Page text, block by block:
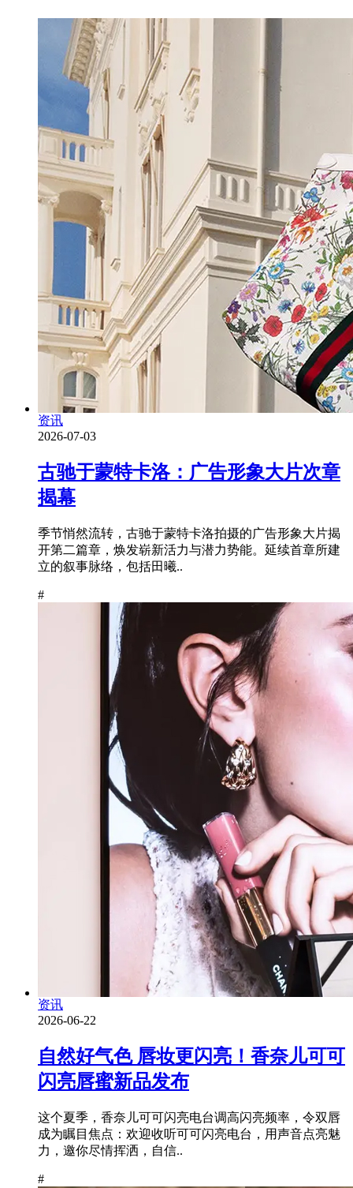
资讯
2026-07-03
古驰于蒙特卡洛：广告形象大片次章
揭幕
季节悄然流转，古驰于蒙特卡洛拍摄的广告形象大片揭
开第二篇章，焕发崭新活力与潜力势能。延续首章所建
立的叙事脉络，包括田曦..
#
资讯
2026-06-22
自然好气色 唇妆更闪亮！香奈儿可可
闪亮唇蜜新品发布
这个夏季，香奈儿可可闪亮电台调高闪亮频率，令双唇
成为瞩目焦点：欢迎收听可可闪亮电台，用声音点亮魅
力，邀你尽情挥洒，自信..
#